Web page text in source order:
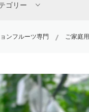
ゴリー
ンフルーツ専門 ご家庭用